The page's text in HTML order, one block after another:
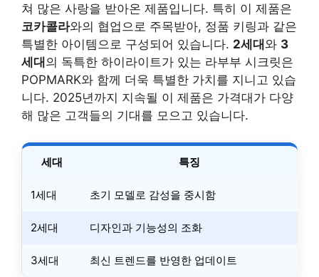
쳐 많은 사랑을 받아온 제품입니다. 특히 이 제품은
코카콜라와의 협업으로 주목받아, 정품 키링과 같은
특별한 아이템으로 구성되어 있습니다. 2세대와 3
세대의 독특한 하이라이트가 있는 라부부 시크릿은
POPMARK와 함께 더욱 특별한 가치를 지니고 있습
니다. 2025년까지 지속될 이 제품은 가격대가 다양
해 많은 고객들의 기대를 모으고 있습니다.
세대 특징
1세대 초기 모델로 감성을 중시함
2세대 디자인과 기능성의 조화
3세대 최신 트렌드를 반영한 업데이트